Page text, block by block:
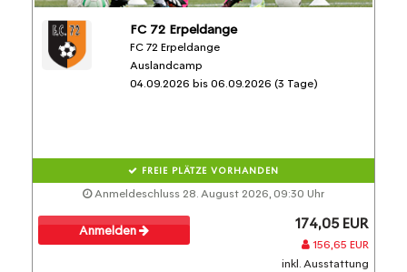
FC 72 Erpeldange
FC 72 Erpeldange
Auslandcamp
04.09.2026 bis 06.09.2026 (3 Tage)
FREIE PLÄTZE VORHANDEN
Anmeldeschluss 28. August 2026, 09:30 Uhr
Anmelden 174,05 EUR
156,65 EUR
inkl. Ausstattung